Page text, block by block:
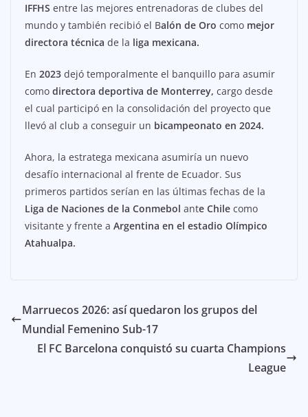
IFFHS entre las mejores entrenadoras de clubes del
mundo y también recibió el Balón de Oro como mejor
directora técnica de la liga mexicana.
En 2023 dejó temporalmente el banquillo para asumir
como directora deportiva de Monterrey, cargo desde
el cual participó en la consolidación del proyecto que
llevó al club a conseguir un bicampeonato en 2024.
Ahora, la estratega mexicana asumiría un nuevo
desafío internacional al frente de Ecuador. Sus
primeros partidos serían en las últimas fechas de la
Liga de Naciones de la Conmebol ante Chile como
visitante y frente a Argentina en el estadio Olímpico
Atahualpa.
Marruecos 2026: así quedaron los grupos del
Mundial Femenino Sub-17
El FC Barcelona conquistó su cuarta Champions
League